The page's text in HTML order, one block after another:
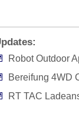
Robot Outdoor
Bereifung 4WD
RT TAC